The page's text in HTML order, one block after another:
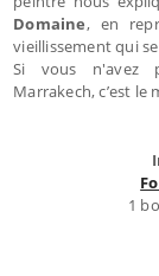
Domaine, en
vieillissement qui
Si vous n'avez
Marrakech, c’est
1